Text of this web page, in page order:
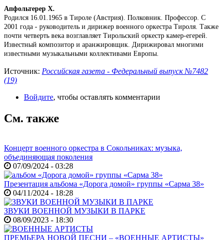
Апфольтерер Х.
Родился 16.01.1965 в Тироле (Австрия). Полковник. Профессор. С
2001 года - руководитель и дирижер военного оркестра Тироля. Также
почти четверть века возглавляет Тирольский оркестр камер-егерей.
Известный композитор и аранжировщик. Дирижировал многими
известными музыкальными коллективами Европы.
Источник: Российская газета - Федеральный выпуск №7482
(19)
Войдите, чтобы оставлять комментарии
См. также
Концерт военного оркестра в Сокольниках: музыка,
объединяющая поколения
07/09/2024 - 03:28
Презентация альбома «Дорога домой» группы «Сарма 38»
04/11/2024 - 18:28
ЗВУКИ ВОЕННОЙ МУЗЫКИ В ПАРКЕ
08/09/2023 - 18:30
ПРЕМЬЕРА НОВОЙ ПЕСНИ – «ВОЕННЫЕ АРТИСТЫ»